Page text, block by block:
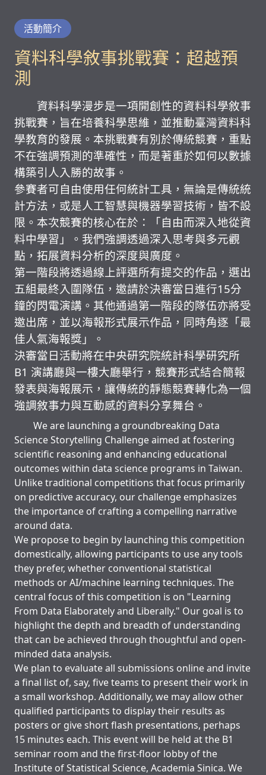
活動簡介
資料科學敘事挑戰賽：超越預
測
資料科學漫步是一項開創性的資料科學敘事
挑戰賽，旨在培養科學思維，並推動臺灣資料科
學教育的發展。本挑戰賽有別於傳統競賽，重點
不在強調預測的準確性，而是著重於如何以數據
構築引人入勝的故事。
參賽者可自由使用任何統計工具，無論是傳統統
計方法，或是人工智慧與機器學習技術，皆不設
限。本次競賽的核心在於：「自由而深入地從資
料中學習」。我們強調透過深入思考與多元觀
點，拓展資料分析的深度與廣度。
第一階段將透過線上評選所有提交的作品，選出
五組最終入圍隊伍，邀請於決審當日進行15分
鐘的閃電演講。其他通過第一階段的隊伍亦將受
邀出席，並以海報形式展示作品，同時角逐「最
佳人氣海報獎」。
決審當日活動將在中央研究院統計科學研究所
B1 演講廳與一樓大廳舉行，競賽形式結合簡報
發表與海報展示，讓傳統的靜態競賽轉化為一個
強調敘事力與互動感的資料分享舞台。
We are launching a groundbreaking Data
Science Storytelling Challenge aimed at fostering
scientific reasoning and enhancing educational
outcomes within data science programs in Taiwan.
Unlike traditional competitions that focus primarily
on predictive accuracy, our challenge emphasizes
the importance of crafting a compelling narrative
around data.
We propose to begin by launching this competition
domestically, allowing participants to use any tools
they prefer, whether conventional statistical
methods or AI/machine learning techniques. The
central focus of this competition is on "Learning
From Data Elaborately and Liberally." Our goal is to
highlight the depth and breadth of understanding
that can be achieved through thoughtful and open-
minded data analysis.
We plan to evaluate all submissions online and invite
a final list of, say, five teams to present their work in
a small workshop. Additionally, we may allow other
qualified participants to display their results as
posters or give short flash presentations, perhaps
15 minutes each. This event will be held at the B1
seminar room and the first-floor lobby of the
Institute of Statistical Science, Academia Sinica. We